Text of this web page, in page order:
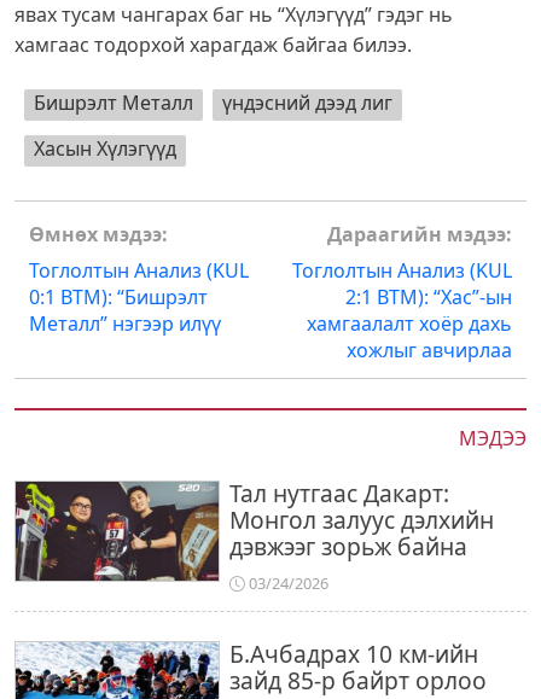
МЭДЭЭ
Тал нутгаас Дакарт:
Монгол залуус дэлхийн
дэвжээг зорьж байна
03/24/2026
Б.Ачбадрах 10 км-ийн
зайд 85-р байрт орлоо
явах тусам чангарах баг нь “Хүлэгүүд” гэдэг нь
хамгаас тодорхой харагдаж байгаа билээ.
Бишрэлт Металл
үндэсний дээд лиг
Хасын Хүлэгүүд
Post
navigation
Өмнөх мэдээ:
Тоглолтын Анализ (KUL
0:1 BTM): “Бишрэлт
Металл” нэгээр илүү
Дараагийн мэдээ:
Тоглолтын Анализ (KUL
2:1 BTM): “Хас”-ын
хамгаалалт хоёр дахь
хожлыг авчирлаа